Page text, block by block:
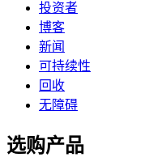
投资者
博客
新闻
可持续性
回收
无障碍
选购产品